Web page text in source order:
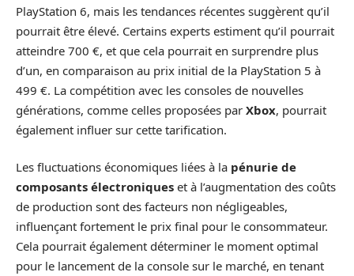
PlayStation 6, mais les tendances récentes suggèrent qu’il
pourrait être élevé. Certains experts estiment qu’il pourrait
atteindre 700 €, et que cela pourrait en surprendre plus
d’un, en comparaison au prix initial de la PlayStation 5 à
499 €. La compétition avec les consoles de nouvelles
générations, comme celles proposées par Xbox, pourrait
également influer sur cette tarification.
Les fluctuations économiques liées à la pénurie de
composants électroniques et à l’augmentation des coûts
de production sont des facteurs non négligeables,
influençant fortement le prix final pour le consommateur.
Cela pourrait également déterminer le moment optimal
pour le lancement de la console sur le marché, en tenant